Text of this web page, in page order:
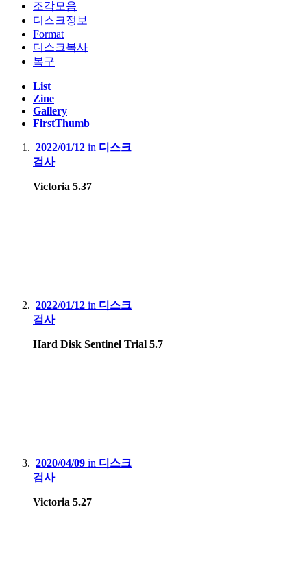
조각모음
디스크정보
Format
디스크복사
복구
List
Zine
Gallery
FirstThumb
2022/01/12 in 디스크
검사
Victoria 5.37
2022/01/12 in 디스크
검사
Hard Disk Sentinel Trial 5.7
2020/04/09 in 디스크
검사
Victoria 5.27